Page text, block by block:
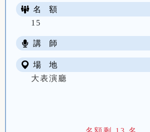
名 額
15
講 師
場 地
大表演廳